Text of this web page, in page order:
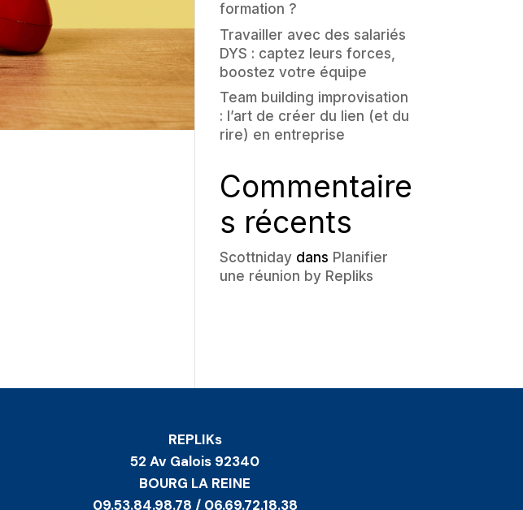
formation ?
Travailler avec des salariés
DYS : captez leurs forces,
boostez votre équipe
Team building improvisation
: l’art de créer du lien (et du
rire) en entreprise
Commentaire
s récents
Scottnidaydans Planifier
une réunion by Repliks
REPLIKs
52 Av Galois 92340
BOURG LA REINE
09.53.84.98.78 / 06.69.72.18.38